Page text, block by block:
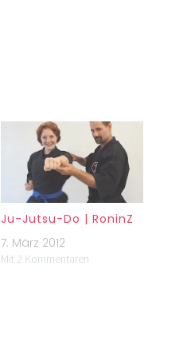
Ju-Jutsu-Do | RoninZ
7. März 2012
Mit 2 Kommentaren